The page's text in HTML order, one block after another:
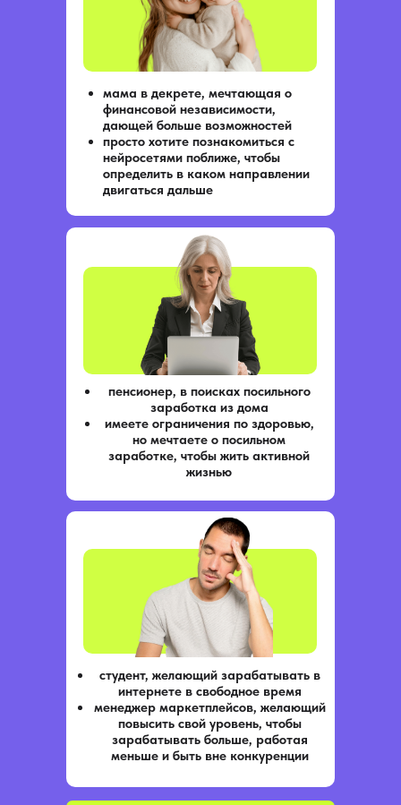
пенсионер, в поисках посильного
заработка из дома
имеете ограничения по здоровью,
но мечтаете о посильном
заработке, чтобы жить активной
жизнью
студент, желающий зарабатывать в
интернете в свободное время
менеджер маркетплейсов, желающий
повысить свой уровень, чтобы
зарабатывать больше, работая
меньше и быть вне конкуренции
мама в декрете, мечтающая о
финансовой независимости,
дающей больше возможностей
просто хотите познакомиться с
нейросетями поближе, чтобы
определить в каком направлении
двигаться дальше
Зарегистрироваться
1. Разбор домашних заданий первого дня.
2. Нейросети для генерации изображений:
возможности, уровень сложности для
пользователей, доступность в России.
3. Практика: создание изображения через
нейросети, демонстрация магии и простоты
1. Помощь нейросетей менеджеру
маркетплейсов в поиске и привлечении
потенциальных клиентов. Возможности,